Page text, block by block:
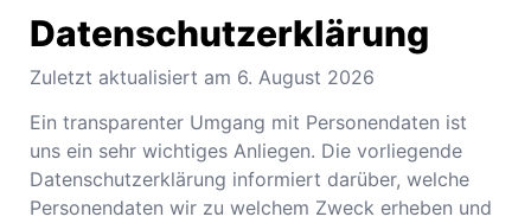
Lieferzeitraum
Preis berechnen
Datenschutzerklärung
Zuletzt aktualisiert am 6. August 2026
Ein transparenter Umgang mit Personendaten ist
uns ein sehr wichtiges Anliegen. Die vorliegende
Datenschutzerklärung informiert darüber, welche
Personendaten wir zu welchem Zweck erheben und